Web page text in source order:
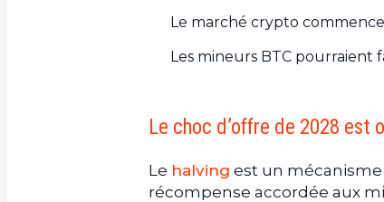
Le marché crypto
Les mineurs BTC pourraient
Le choc d’offre de 2028
Le halving est un mécanisme
récompense accordée aux